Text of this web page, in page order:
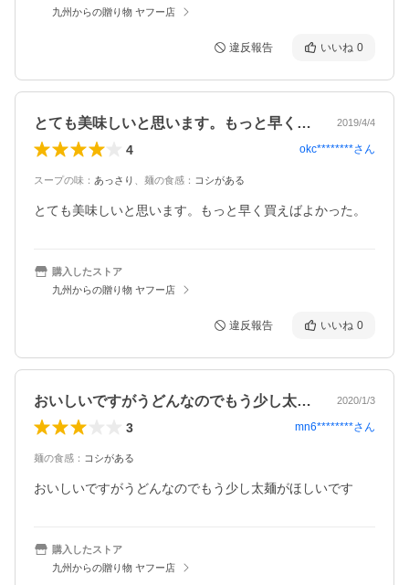
九州からの贈り物 ヤフー店
違反報告 いいね 0
とても美味しいと思います。もっと早く買… 2019/4/4
4 okc********さん
スープの味 ： あっさり 麺の食感 ： コシがある
とても美味しいと思います。もっと早く買えばよかった。
購入したストア
九州からの贈り物 ヤフー店
違反報告 いいね 0
おいしいですがうどんなのでもう少し太麺… 2020/1/3
3 mn6********さん
麺の食感 ： コシがある
おいしいですがうどんなのでもう少し太麺がほしいです
購入したストア
九州からの贈り物 ヤフー店